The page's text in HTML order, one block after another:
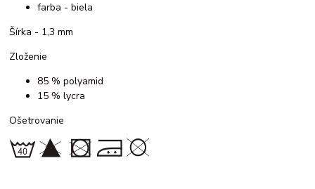
farba - biela
Šírka - 1,3 mm
Zloženie
85 % polyamid
15 % lycra
Ošetrovanie